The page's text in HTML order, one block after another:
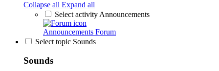
Collapse all Expand all
Select activity Announcements
Announcements Forum
Select topic Sounds
Sounds